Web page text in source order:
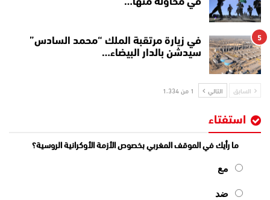
5
في زيارة مرتقبة الملك “محمد السادس”
سيدشن بالدار البيضاء…
السابق التالي 1 من 1٬334
استفتاء
ما رأيك في الموقف المغربي بخصوص الأزمة الأوكرانية الروسية؟
مع
ضد